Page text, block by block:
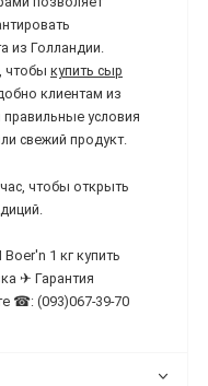
из Голландии.
чтобы купить сыр
клиентам из
условия
свежий продукт.
чтобы открыть
1 кг купить
✈ Гарантия
☎: (093)067-39-70